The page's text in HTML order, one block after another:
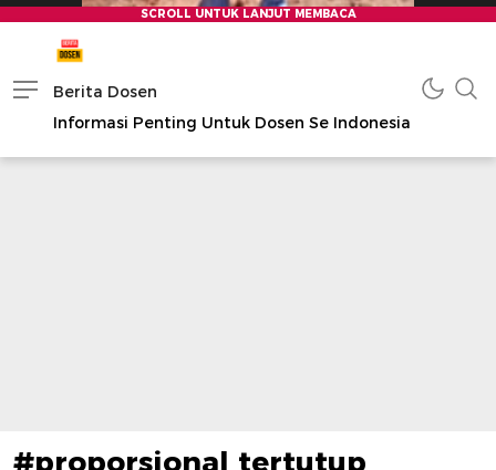
Berita Dosen
Informasi Penting Untuk Dosen Se Indonesia
#proporsional tertutup